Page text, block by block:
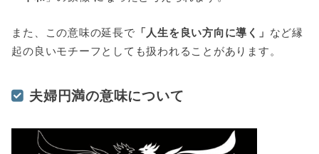
また、この意味の延長で 「人生を良い方向に導く」 など縁
起の良いモチーフとしても扱われることがあります。
夫婦円満の意味について